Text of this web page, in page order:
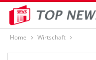
Home Wirtschaft